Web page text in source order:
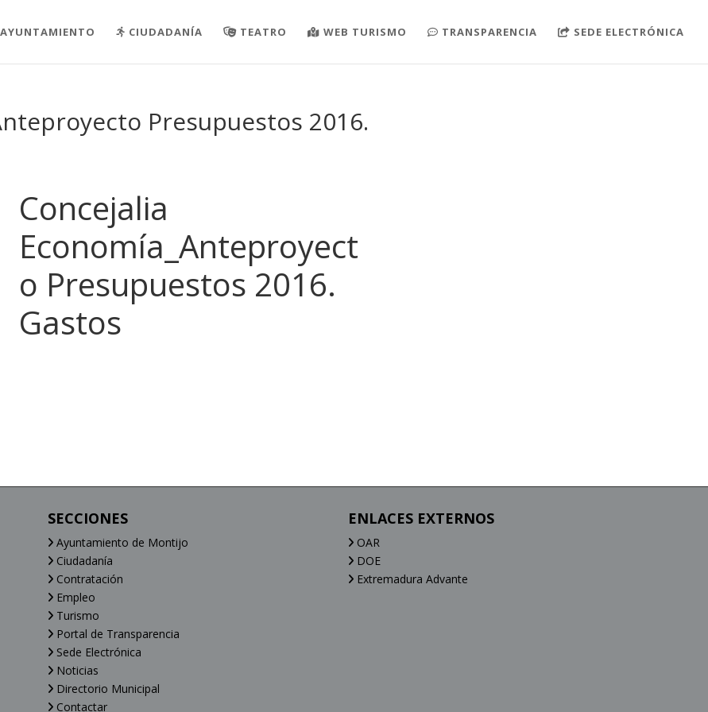
AYUNTAMIENTO CIUDADANÍA TEATRO WEB TURISMO TRANSPARENCIA SEDE ELECTRÓNICA
Presupuestos 2016.
Concejalia
Economía_Anteproyect
o Presupuestos 2016.
Gastos
SECCIONES
Ayuntamiento de Montijo
Ciudadanía
Contratación
Empleo
Turismo
Portal de Transparencia
Sede Electrónica
Noticias
Directorio Municipal
Contactar
ENLACES EXTERNOS
OAR
DOE
Extremadura Advante